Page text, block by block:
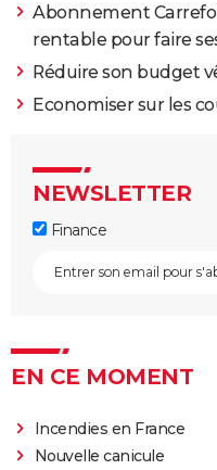
Abonnement
rentable pour faire
Réduire son budget
Economiser sur les
NEWSLETTER
Finance
EN CE MOMENT
Incendies en France
Nouvelle canicule